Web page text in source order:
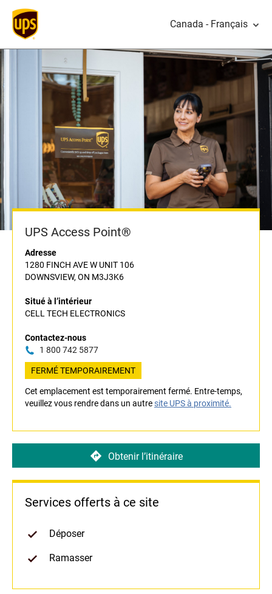
Canada - Français
UPS Access Point®
Adresse
1280 FINCH AVE W UNIT 106
DOWNSVIEW, ON M3J3K6
Situé à l’intérieur
CELL TECH ELECTRONICS
Contactez-nous
1 800 742 5877
FERMÉ TEMPORAIREMENT
Cet emplacement est temporairement fermé. Entre-temps,
veuillez vous rendre dans un autresite UPS à proximité.
Obtenir l’itinéraire
Services offerts à ce site
Déposer
Ramasser